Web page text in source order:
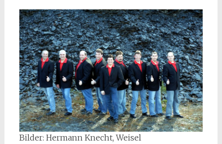
Bilder: Hermann Knecht, Weisel